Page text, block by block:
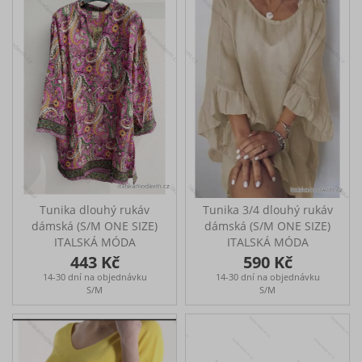
Tunika dlouhý rukáv
dámská (S/M ONE SIZE)
ITALSKÁ MÓDA
IMPMG237770
443 Kč
14-30 dní na objednávku
S/M
Tunika 3/4 dlouhý rukáv
dámská (S/M ONE SIZE)
ITALSKÁ MÓDA
IMPMG233246lino
590 Kč
14-30 dní na objednávku
S/M